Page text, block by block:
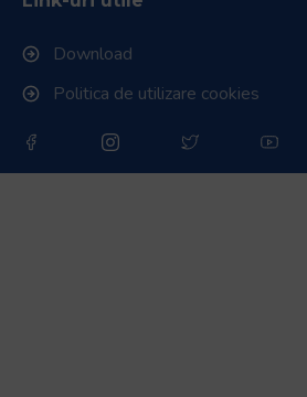
Download
Politica de utilizare cookies